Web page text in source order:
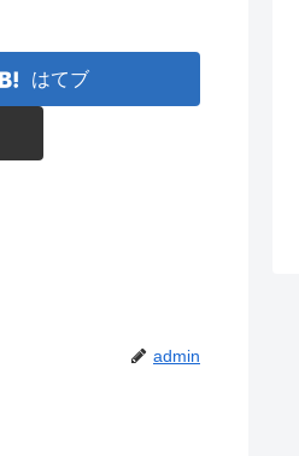
はてブ
admin